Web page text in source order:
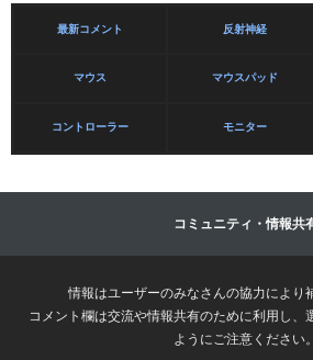
最新コメント 反射神経
マウス マウスパッド
コントローラー モニター
コミュニティ・情報共
情報はユーザーのみなさんの協力により
コメント欄は交流や情報共有のために利用し、
ようにご注意ください。